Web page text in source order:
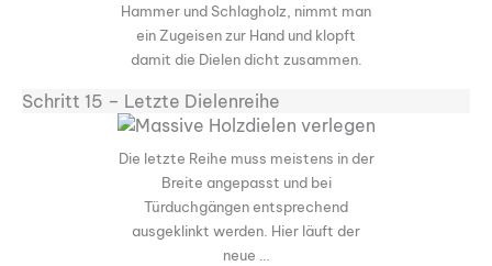
Hammer und Schlagholz, nimmt man
ein Zugeisen zur Hand und klopft
damit die Dielen dicht zusammen.
Schritt 15 – Letzte Dielenreihe
Die letzte Reihe muss meistens in der
Breite angepasst und bei
Türduchgängen entsprechend
ausgeklinkt werden. Hier läuft der
neue …